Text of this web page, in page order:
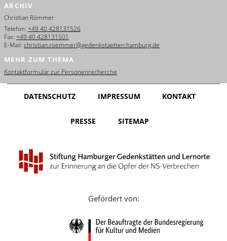
Français
Dansk
Español
Nederlands
Português
Русский
ARCHIV
Christian Römmer
Telefon: +49 40 428131526
Fax: +49 40 428131501
E-Mail: christian.roemmer@gedenkstaetten.hamburg.de
MEHR ZUM THEMA
Kontaktformular zur Personenrecherche
DATENSCHUTZ IMPRESSUM KONTAKT
PRESSE SITEMAP
Gefördert von: